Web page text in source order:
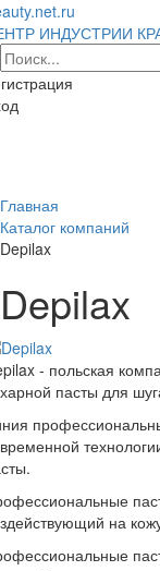
ИНДУСТРИИ
Главная
Каталог компаний
Depilax
Depilax
- польская
пасты для
на